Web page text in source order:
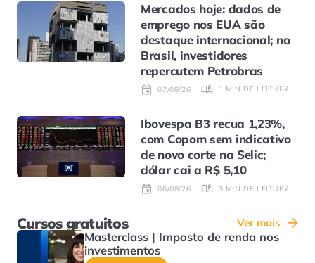
Mercados hoje: dados de
emprego nos EUA são
destaque internacional; no
Brasil, investidores
repercutem Petrobras
07/08/26 1 MIN DE LEITURA
Ibovespa B3 recua 1,23%,
com Copom sem indicativo
de novo corte na Selic;
dólar cai a R$ 5,10
06/08/26 3 MIN DE LEITURA
Cursos gratuitos Ver mais
Masterclass | Imposto de renda nos
investimentos